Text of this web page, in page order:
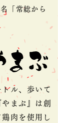
「常総から
ル、歩いて
まぶ』は創
肉を使 用し